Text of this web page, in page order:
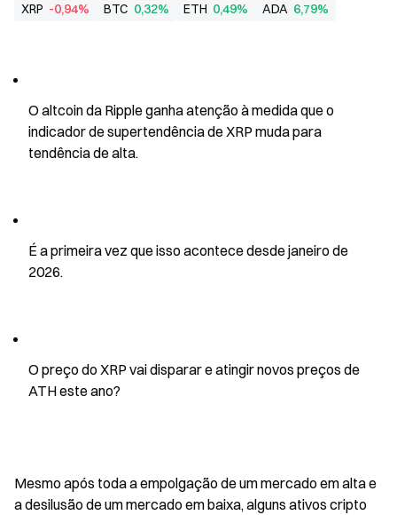
XRP -0,94% BTC 0,32% ETH 0,49% ADA 6,79%
O altcoin da Ripple ganha atenção à medida que o
indicador de supertendência de XRP muda para
tendência de alta.
É a primeira vez que isso acontece desde janeiro de
2026.
O preço do XRP vai disparar e atingir novos preços de
ATH este ano?
Mesmo após toda a empolgação de um mercado em alta e
a desilusão de um mercado em baixa, alguns ativos cripto